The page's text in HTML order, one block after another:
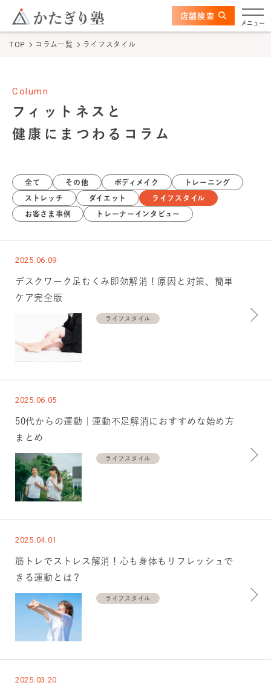
このページの本文へ
メニュー
かたぎり塾について
ビフォーアフター
料金
プログラム
店舗検索
TOP コラム一覧 ライフスタイル
フィットネスと
健康にまつわるコラム
Column
全て その他 ボディメイク トレーニング
ストレッチ ダイエット ライフスタイル
お客さま事例 トレーナーインタビュー
2025.06.09
デスクワーク足むくみ即効解消！原因と対策、簡単
ケア完全版
ライフスタイル
2025.06.05
50代からの運動｜運動不足解消におすすめな始め方
まとめ
ライフスタイル
2025.04.01
筋トレでストレス解消！心も身体もリフレッシュで
きる運動とは？
ライフスタイル
2025.03.20